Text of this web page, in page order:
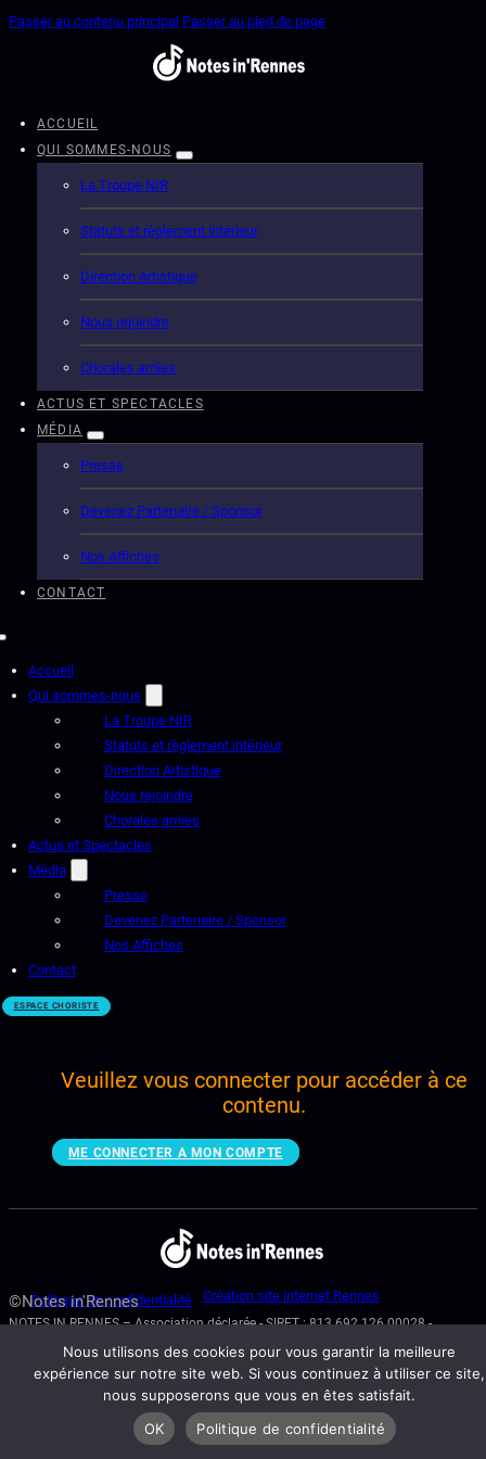
Passer au contenu principal Passer au pied de page
ACCUEIL
QUI SOMMES-NOUS
La Troupe NIR
Statuts et règlement intérieur
Direction Artistique
Nous rejoindre
Chorales amies
ACTUS ET SPECTACLES
MÉDIA
Presse
Devenez Partenaire / Sponsor
Nos Affiches
CONTACT
Accueil
Qui sommes-nous
La Troupe NIR
Statuts et règlement intérieur
Direction Artistique
Nous rejoindre
Chorales amies
Actus et Spectacles
Média
Presse
Devenez Partenaire / Sponsor
Nos Affiches
Contact
ESPACE CHORISTE
Veuillez vous connecter pour accéder à ce
contenu.
ME CONNECTER A MON COMPTE
Politique de confidentialité Création site internet Rennes
©Notes in'Rennes
NOTES IN RENNES – Association déclarée - SIRET : 813 692 126 00028 -
Nous utilisons des cookies pour vous garantir la meilleure
expérience sur notre site web. Si vous continuez à utiliser ce site,
nous supposerons que vous en êtes satisfait.
OK
Politique de confidentialité